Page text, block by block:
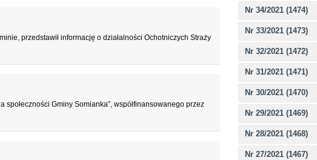
Nr 34/2021 (1474)
Nr 33/2021 (1473)
Nr 32/2021 (1472)
Nr 31/2021 (1471)
Nr 30/2021 (1470)
Nr 29/2021 (1469)
Nr 28/2021 (1468)
Nr 27/2021 (1467)
przedstawił informację o działalności Ochotniczych Straży
Gminy Somianka”, współfinansowanego przez